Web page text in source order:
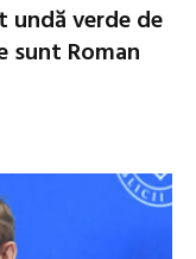
undă verde de
sunt Roman